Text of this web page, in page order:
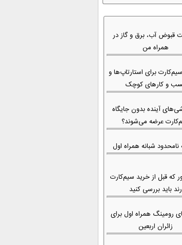
قبوض آب، برق و گاز در
همراه من
برای استارتاپ‌ها و
و کارهای کوچک
آینده بدون جایگاه
عرضه می‌شوند؟
نامحدود شبانه همراه اول
که قبل از خرید سیم‌کارت
رند باید بررسی کنید
رومینگ همراه اول برای
زائران اربعین